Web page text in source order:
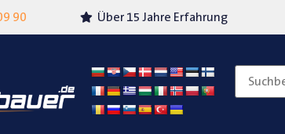
90 Über 15 Jahre Erfahrung